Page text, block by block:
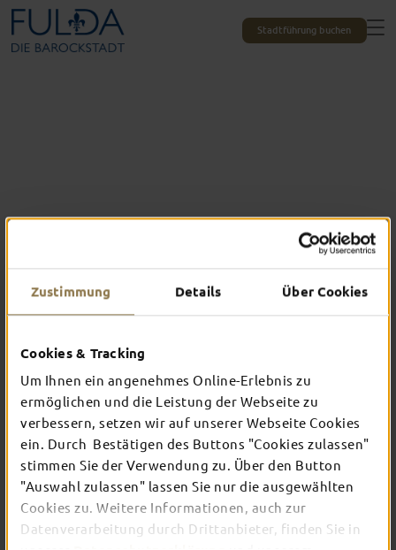
Zustimmung Details Über Cookies
Cookies & Tracking
Um Ihnen ein angenehmes Online-Erlebnis zu
ermöglichen und die Leistung der Webseite zu
verbessern, setzen wir auf unserer Webseite Cookies
ein. Durch Bestätigen des Buttons "Cookies zulassen"
stimmen Sie der Verwendung zu. Über den Button
"Auswahl zulassen" lassen Sie nur die ausgewählten
Cookies zu. Weitere Informationen, auch zur
Datenverarbeitung durch Drittanbieter, finden Sie in
Stadtführung buchen
Das erlebst du nur in Fulda
TOP-EVENTS
In Fulda ist irgendwo immer etwas los: Ob
Konzert, Musical, Erlebnis-Stadtführung oder
Theater – entdecke hier aktuelle Veranstaltungen
und Highlights in und um Fulda.